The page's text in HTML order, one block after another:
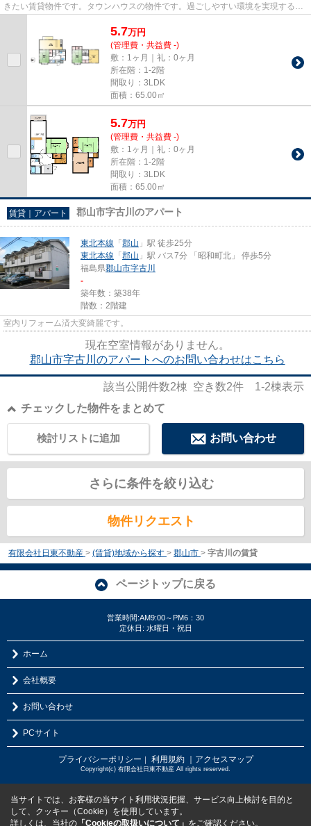
きたい賃貸物件です。タウンハウスの物件です。過ごしやすい環境を実現する、
5.7万円
(管理費・共益費 -)
敷：1ヶ月｜礼：0ヶ月
所在階：1-2階
間取り：3LDK
面積：65.00㎡
5.7万円
(管理費・共益費 -)
敷：1ヶ月｜礼：0ヶ月
所在階：1-2階
間取り：3LDK
面積：65.00㎡
賃貸｜アパート 郡山市字古川のアパート
東北本線 「 郡山 」駅 徒歩25分
東北本線 「 郡山 」駅 バス7分 「昭和町北」 停歩5分
福島県郡山市字古川
-
築年数：築38年
階数：2階建
室内リフォーム済大変綺麗です。
現在空室情報がありません。
郡山市字古川のアパートへのお問い合わせはこちら
該当公開件数2棟 空き数2件 1-2棟表示
チェックした物件をまとめて
お問い合わせ
検討リストに追加
さらに条件を絞り込む
物件リクエスト
有限会社日東不動産 > (賃貸)地域から探す > 郡山市 > 字古川の賃貸
ページトップに戻る
営業時間:AM9:00～PM6：30
定休日: 水曜日・祝日
ホーム
会社概要
お問い合わせ
PCサイト
プライバシーポリシー ｜ 利用規約 ｜アクセスマップ
Copyright(c) 有限会社日東不動産 All rights reserved.
当サイトでは、お客様の当サイト利用状況把握、サービス向上検討を目的と
して、クッキー（Cookie）を使用しています。
詳しくは、当社の 「Cookieの取扱いについて」 をご確認ください。